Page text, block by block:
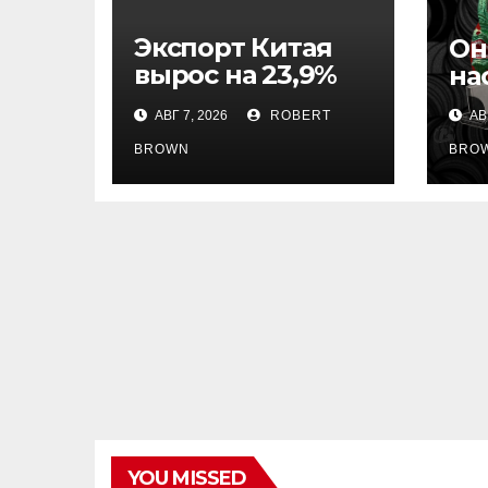
Экспорт Китая
вырос на 23,9%
из-за спроса на
чипы
АВГ 7, 2026 ROBERT
BROWN
YOU MISSED